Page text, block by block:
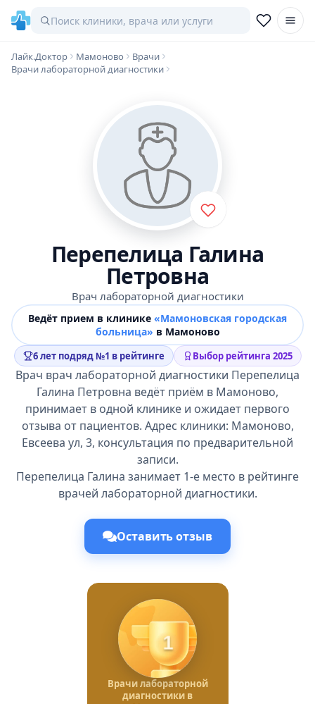
Лайк.Доктор Мамоново
Врачи
Врачи лабораторной диагностики
Перепелица Галина
Петровна
Врач лабораторной диагностики
Ведёт прием в клинике «Мамоновская городская
больница» в Мамоново
6 лет подряд №1 в рейтинге Выбор рейтинга 2025
Врач врач лабораторной диагностики Перепелица
Галина Петровна ведёт приём в Мамоново,
принимает в одной клинике и ожидает первого
отзыва от пациентов. Адрес клиники: Мамоново,
Евсеева ул, 3, консультация по предварительной
записи.
Перепелица Галина занимает 1-е место в рейтинге
врачей лабораторной диагностики.
Оставить отзыв
1
Врачи лабораторной
диагностики в